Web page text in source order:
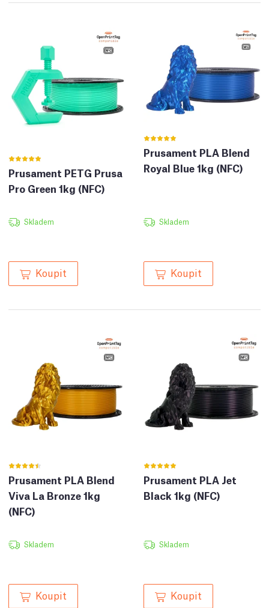
Prusament PETG Prusa
Pro Green 1kg (NFC)
Skladem
Koupit
Prusament PLA Blend
Royal Blue 1kg (NFC)
Skladem
Koupit
Prusament PLA Blend
Viva La Bronze 1kg
(NFC)
Skladem
Koupit
Prusament PLA Jet
Black 1kg (NFC)
Skladem
Koupit